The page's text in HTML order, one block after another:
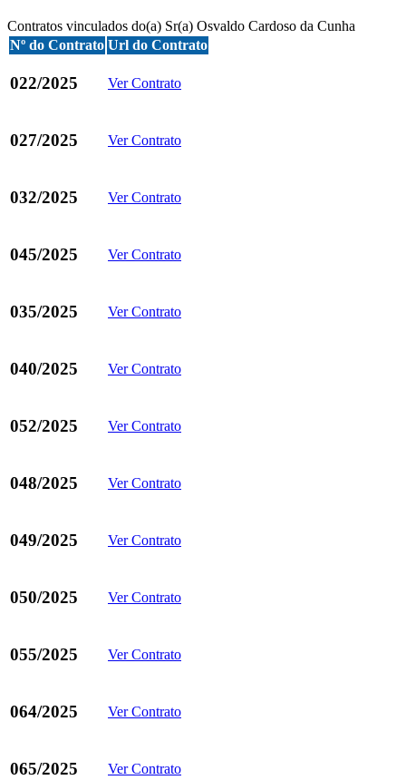
Contratos vinculados do(a) Sr(a) Osvaldo Cardoso da Cunha
Nº do Contrato Url do Contrato
022/2025 Ver Contrato
027/2025 Ver Contrato
032/2025 Ver Contrato
045/2025 Ver Contrato
035/2025 Ver Contrato
040/2025 Ver Contrato
052/2025 Ver Contrato
048/2025 Ver Contrato
049/2025 Ver Contrato
050/2025 Ver Contrato
055/2025 Ver Contrato
064/2025 Ver Contrato
065/2025 Ver Contrato